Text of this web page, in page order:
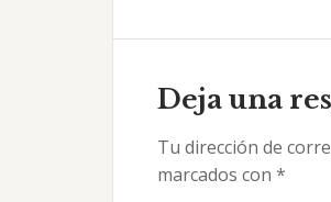
con
los
lectores
Deja una
Tu dirección de
marcados con *